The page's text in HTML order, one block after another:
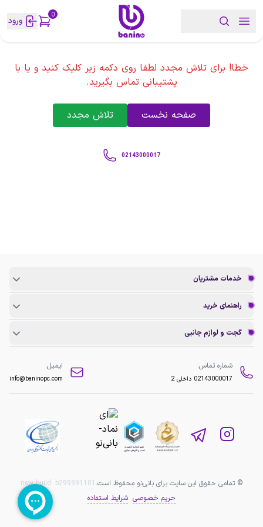
0 ورود
خطا! برای تلاش مجدد لطفا روی دکمه زیر کلیک کنید و یا با
پشتیبانی تماس بگیرید.
صفحه نخست تلاش مجدد
02143000017
خدمات مشتریان
راهنمای خرید
گجت و لوازم جانبی
شماره تماس:
02143000017 داخلی 2
ایمیل:
info@baninopc.com
© تمامی حقوق این سایت برای بانی‌نو محفوظ است. new build: b299391101
حریم خصوصی شرایط استفاده